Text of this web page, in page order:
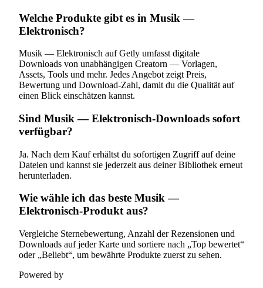
Welche Produkte gibt es in Musik —
Elektronisch?
Musik — Elektronisch auf Getly umfasst digitale
Downloads von unabhängigen Creatorn — Vorlagen,
Assets, Tools und mehr. Jedes Angebot zeigt Preis,
Bewertung und Download-Zahl, damit du die Qualität auf
einen Blick einschätzen kannst.
Sind Musik — Elektronisch-Downloads sofort
verfügbar?
Ja. Nach dem Kauf erhältst du sofortigen Zugriff auf deine
Dateien und kannst sie jederzeit aus deiner Bibliothek erneut
herunterladen.
Wie wähle ich das beste Musik —
Elektronisch-Produkt aus?
Vergleiche Sternebewertung, Anzahl der Rezensionen und
Downloads auf jeder Karte und sortiere nach „Top bewertet“
oder „Beliebt“, um bewährte Produkte zuerst zu sehen.
Powered by